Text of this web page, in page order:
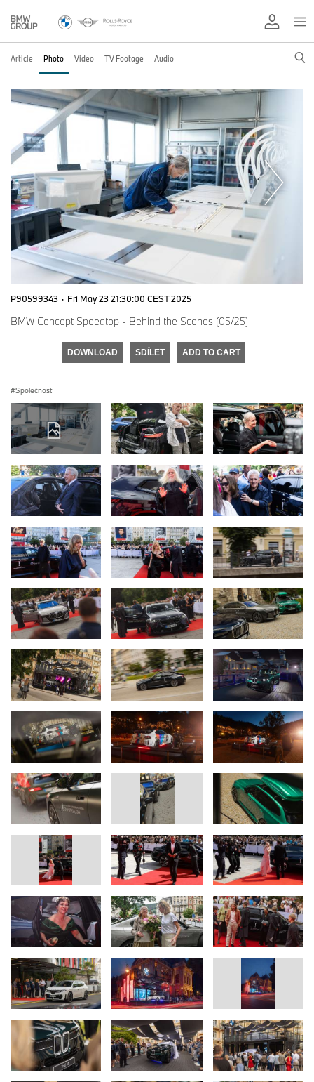
Article Photo Video TV Footage Audio
P90599343 · Fri May 23 21:30:00 CEST 2025
BMW Concept Speedtop - Behind the Scenes (05/25)
DOWNLOAD SDÍLET ADD TO CART
Společnost